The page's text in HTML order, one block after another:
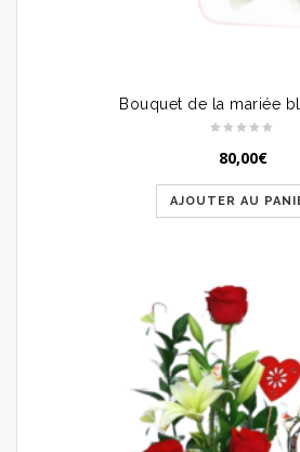
Bouquet de la mariée
80,00€
AJOUTER AU